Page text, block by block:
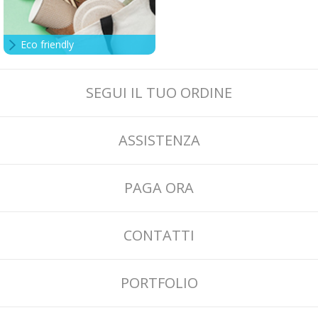
Eco friendly
SEGUI IL TUO ORDINE
ASSISTENZA
PAGA ORA
CONTATTI
PORTFOLIO